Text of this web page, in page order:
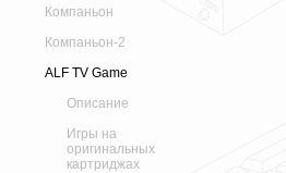
Компаньон
Компаньон-2
ALF TV Game
Описание
Игры на
оригинальных
картриджах